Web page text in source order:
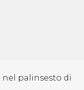
palinsesto di